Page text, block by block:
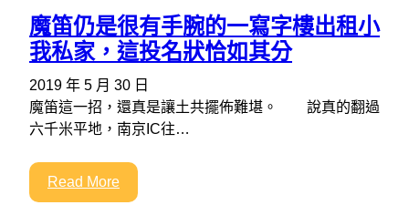
魔笛仍是很有手腕的一寫字樓出租小
我私家，這投名狀恰如其分
2019 年 5 月 30 日
魔笛這一招，還真是讓土共擺佈難堪。 說真的翻過
六千米平地，南京IC往…
Read More